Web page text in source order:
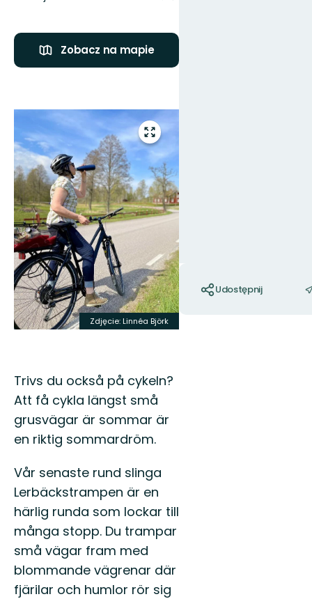
Zobacz na mapie
Przejdź
do
trybu
pełnoekranowego
Zdjęcie: Linnéa Björk
Trivs du också på cykeln?
Att få cykla längst små
grusvägar är sommar är
en riktig sommardröm.
Vår senaste rund slinga
Lerbäckstrampen är en
härlig runda som lockar till
många stopp. Du trampar
små vägar fram med
blommande vägrenar där
fjärilar och humlor rör sig
Akcje
Udostępnij